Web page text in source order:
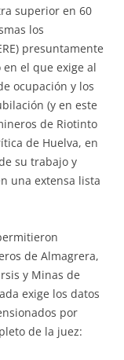
superior en 60
los
presuntamente
el que exige al
ocupación y los
(y en este
de Riotinto
de Huelva, en
su trabajo y
una extensa lista
de Almagrera,
y Minas de
exige los datos
por
de la juez: